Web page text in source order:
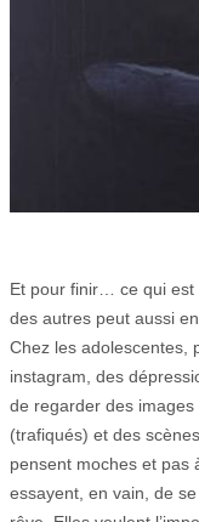
Et pour finir… ce qui est
des autres peut aussi
Chez les adolescentes,
instagram, des
de regarder des
(trafiqués) et des
pensent moches et pas
essayent, en vain, de